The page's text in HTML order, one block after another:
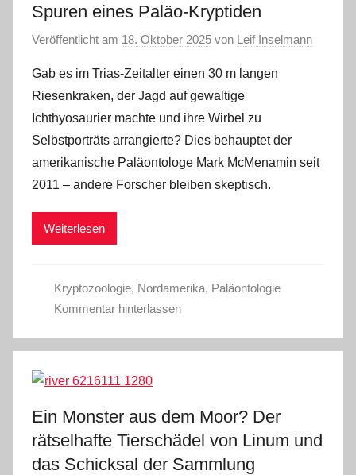
Spuren eines Paläo-Kryptiden
Veröffentlicht am 18. Oktober 2025 von Leif Inselmann
Gab es im Trias-Zeitalter einen 30 m langen
Riesenkraken, der Jagd auf gewaltige
Ichthyosaurier machte und ihre Wirbel zu
Selbstporträts arrangierte? Dies behauptet der
amerikanische Paläontologe Mark McMenamin seit
2011 ‒ andere Forscher bleiben skeptisch.
Weiterlesen
Kryptozoologie, Nordamerika, Paläontologie
Kommentar hinterlassen
Ein Monster aus dem Moor? Der
rätselhafte Tierschädel von Linum und
das Schicksal der Sammlung